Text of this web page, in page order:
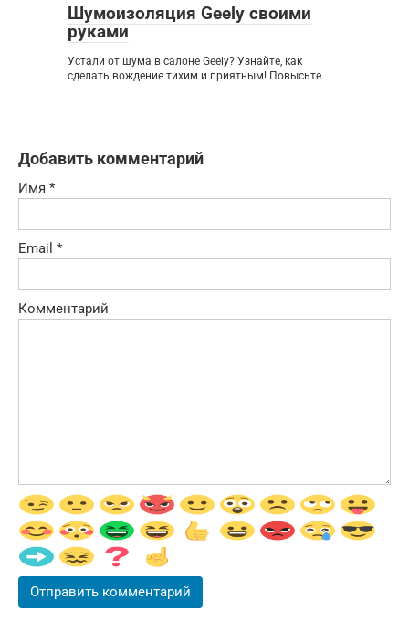
Шумоизоляция Geely своими
руками
Устали от шума в салоне Geely? Узнайте, как
сделать вождение тихим и приятным! Повысьте
Добавить комментарий
Имя *
Email *
Комментарий